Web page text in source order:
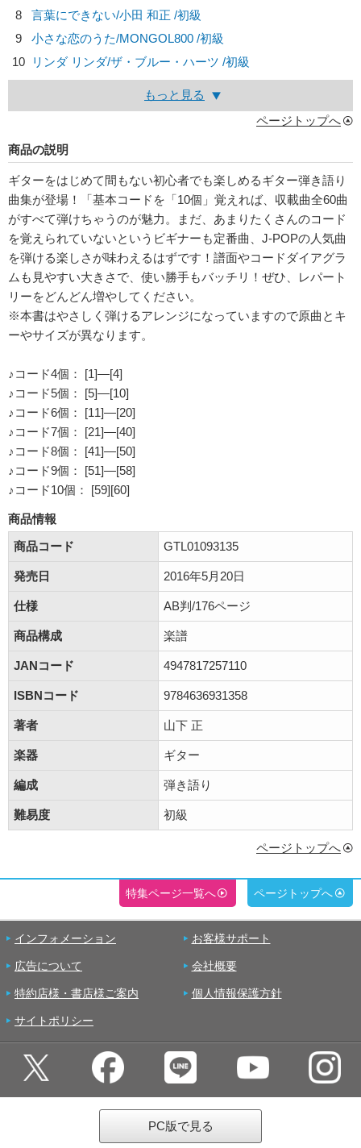
8
言葉にできない/小田 和正 /初級
9
小さな恋のうた/MONGOL800 /初級
10
リンダ リンダ/ザ・ブルー・ハーツ /初級
もっと見る
ページトップへ
商品の説明
ギターをはじめて間もない初心者でも楽しめるギター弾き語り
曲集が登場！「基本コードを「10個」覚えれば、収載曲全60曲
がすべて弾けちゃうのが魅力。まだ、あまりたくさんのコード
を覚えられていないというビギナーも定番曲、J-POPの人気曲
を弾ける楽しさが味わえるはずです！譜面やコードダイアグラ
ムも見やすい大きさで、使い勝手もバッチリ！ぜひ、レパート
リーをどんどん増やしてください。
※本書はやさしく弾けるアレンジになっていますので原曲とキ
ーやサイズが異なります。
♪コード4個： [1]―[4]
♪コード5個： [5]―[10]
♪コード6個： [11]―[20]
♪コード7個： [21]―[40]
♪コード8個： [41]―[50]
♪コード9個： [51]―[58]
♪コード10個： [59][60]
商品情報
商品コード
GTL01093135
発売日 2016年5月20日
仕様 AB判/176ページ
商品構成 楽譜
JANコード 4947817257110
ISBNコード 9784636931358
著者 山下 正
楽器 ギター
編成 弾き語り
難易度 初級
ページトップへ
特集ページ一覧へ ページトップへ
インフォメーション お客様サポート
広告について 会社概要
特約店様・書店様ご案内 個人情報保護方針
サイトポリシー
PC版で見る